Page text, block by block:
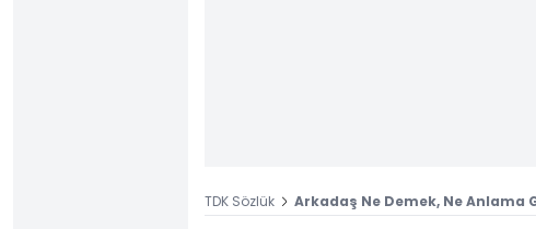
TDK Sözlük Arkadaş Ne Demek, Ne Anlama